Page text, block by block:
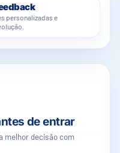
personalizadas e
de entrar
melhor decisão com